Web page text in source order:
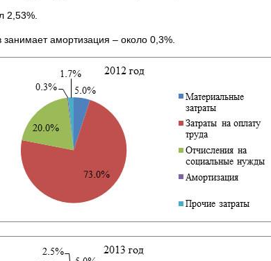
2,53%.
амортизация – около 0,3%.